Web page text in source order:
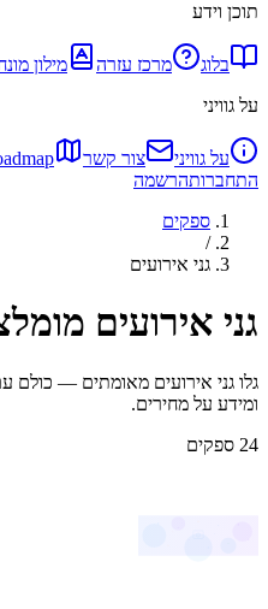
תוכן וידע
בלוג מרכז עזרה
מילון
על גוויני
על גוויני צור קשר
התחברותהרשמה
ספקים
/
גני אירועים
גני אירועים
גלו גני אירועים מאומתים — כולם
ומידע על מחירים.
24 ספקים